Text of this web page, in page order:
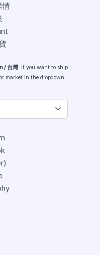
情
/ 台灣. If you want to ship
market in the dropdown